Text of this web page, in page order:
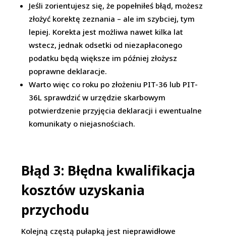
Jeśli zorientujesz się, że popełniłeś błąd, możesz
złożyć korektę zeznania – ale im szybciej, tym
lepiej. Korekta jest możliwa nawet kilka lat
wstecz, jednak odsetki od niezapłaconego
podatku będą większe im później złożysz
poprawne deklaracje.
Warto więc co roku po złożeniu PIT-36 lub PIT-
36L sprawdzić w urzędzie skarbowym
potwierdzenie przyjęcia deklaracji i ewentualne
komunikaty o niejasnościach.
Błąd 3: Błędna kwalifikacja
kosztów uzyskania
przychodu
Kolejną częstą pułapką jest nieprawidłowe